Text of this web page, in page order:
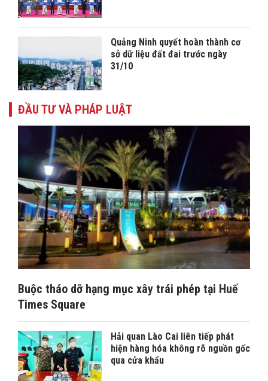
Quảng Ninh quyết hoàn thành cơ
sở dữ liệu đất đai trước ngày
31/10
ĐẦU TƯ VÀ PHÁP LUẬT
Buộc tháo dỡ hạng mục xây trái phép tại Huế
Times Square
Hải quan Lào Cai liên tiếp phát
hiện hàng hóa không rõ nguồn gốc
qua cửa khẩu